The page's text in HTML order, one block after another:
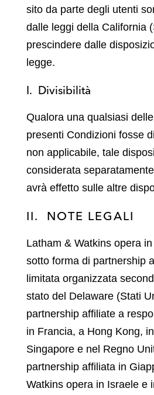
sito da parte degli utenti
dalle leggi della California
prescindere dalle
legge.
I. Divisibilità
Qualora una qualsiasi
presenti Condizioni fosse
non applicabile, tale
considerata
avrà effetto sulle altre
II. NOTE LEGALI
Latham & Watkins opera
sotto forma di partnership
limitata organizzata
stato del Delaware (Stati
partnership affiliate a
in Francia, a Hong Kong,
Singapore e nel Regno
partnership affiliata in
Watkins opera in Israele e